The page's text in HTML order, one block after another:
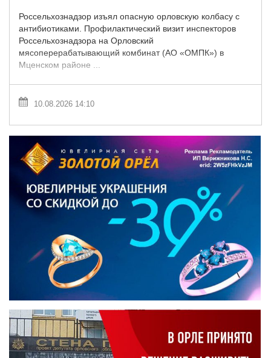
Россельхознадзор изъял опасную орловскую колбасу с
антибиотиками. Профилактический визит инспекторов
Россельхознадзора на Орловский
мясоперерабатывающий комбинат (АО «ОМПК») в
Мценском районе ...
10.08.2026 14:10